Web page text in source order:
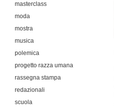
masterclass
moda
mostra
musica
polemica
progetto razza umana
rassegna stampa
redazionali
scuola